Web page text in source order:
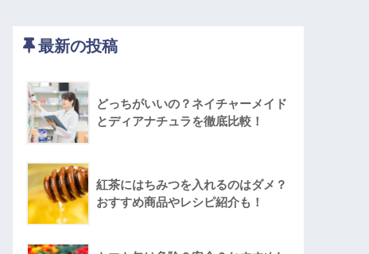
最新の投稿
どっちがいいの？ネイチャーメイド
とディアナチュラを徹底比較！
紅茶にはちみつを入れるのはダメ？
おすすめ商品やレシピ紹介も！